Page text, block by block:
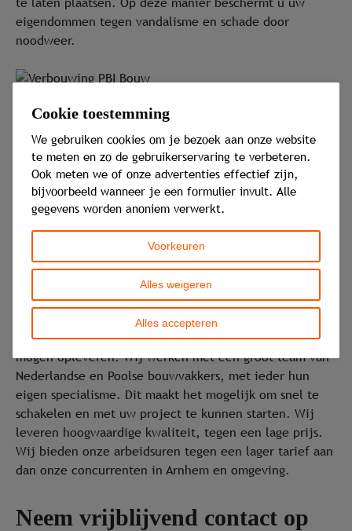
eigendommen tegen vandalisme en schade door
noodweer.
Waarom PBI Bouw uw
aanbouw laten plaatsen?
Wij vertellen u graag waarom onze klanten PBI Bouw
inschakelen voor het laten plaatsen van een aanbouw in
Arnhem en omgeving. Wij zijn een gespecialiseerd,
allround aannemersbedrijf. Met meer dan 10 jaar
ervaring in Nederland, hebben wij voor veel tevreden
klanten diverse bouw, renovatie en klusprojecten
mogen opleveren. Wij werken met een groot team van
Nederlandse en Poolse bouwvakkers, met ieder hun
eigen specialisme. Dit maakt het mogelijk om snel te
schakelen en met uw project te kunnen starten. Wij
leveren hoogwaardige kwaliteit, tegen een lage prijs.
Wij bieden onze arbeidsuren tegen een lager tarief aan
dan onze concurrenten in Arnhem en omgeving.
Neem vrijblijvend contact op
Cookie toestemming
We gebruiken cookies om je bezoek aan onze website
te meten en zo de gebruikerservaring te verbeteren.
Ook meten we of onze advertenties effectief zijn,
bijvoorbeeld wanneer je een formulier invult. Alle
gegevens worden anoniem verwerkt.
Voorkeuren
Alles weigeren
Alles accepteren